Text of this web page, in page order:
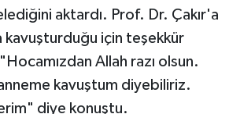
aktardı. Prof. Dr. Çakır'a
kavuşturduğu için teşekkür
Allah razı olsun.
kavuştum diyebiliriz.
diye konuştu.